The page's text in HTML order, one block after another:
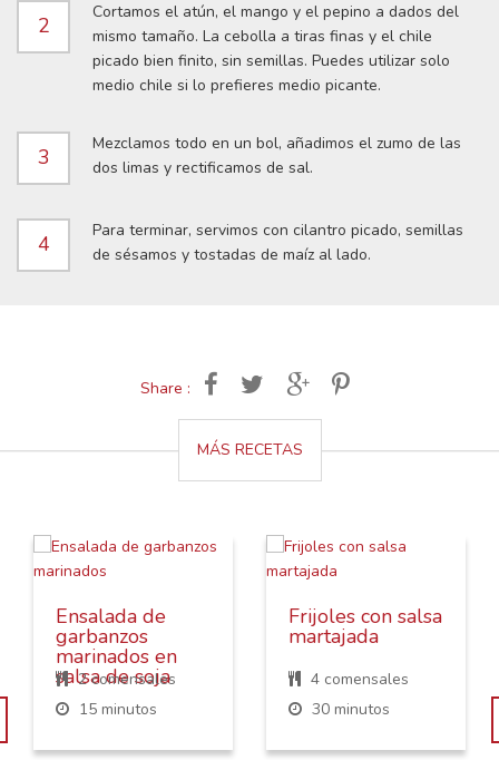
2
Cortamos el atún, el mango y el pepino a dados del
mismo tamaño. La cebolla a tiras finas y el chile
picado bien finito, sin semillas. Puedes utilizar solo
medio chile si lo prefieres medio picante.
3
Mezclamos todo en un bol, añadimos el zumo de las
dos limas y rectificamos de sal.
4
Para terminar, servimos con cilantro picado, semillas
de sésamos y tostadas de maíz al lado.
Share :
MÁS RECETAS
Ensalada de
garbanzos
marinados en
salsa de soja
2 comensales
15 minutos
Frijoles con salsa
martajada
4 comensales
30 minutos